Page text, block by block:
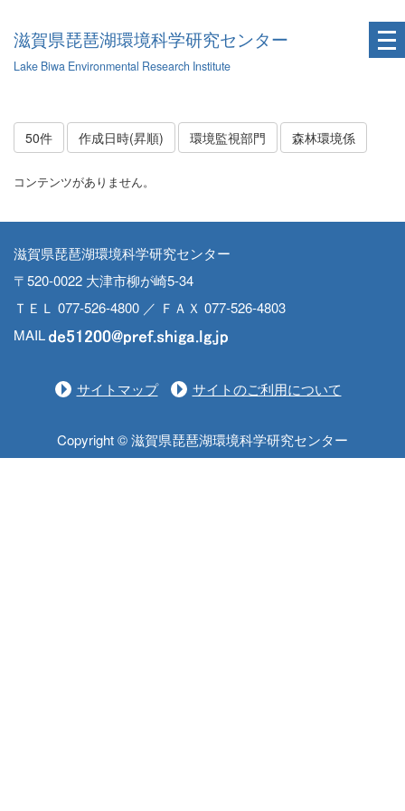
滋賀県琵琶湖環境科学研究センター
Lake Biwa Environmental Research Institute
50件 作成日時(昇順) 環境監視部門 森林環境係
コンテンツがありません。
滋賀県琵琶湖環境科学研究センター
〒520-0022 大津市柳が崎5-34
ＴＥＬ 077-526-4800 ／ ＦＡＸ 077-526-4803
MAIL
サイトマップ サイトのご利用について
Copyright © 滋賀県琵琶湖環境科学研究センター